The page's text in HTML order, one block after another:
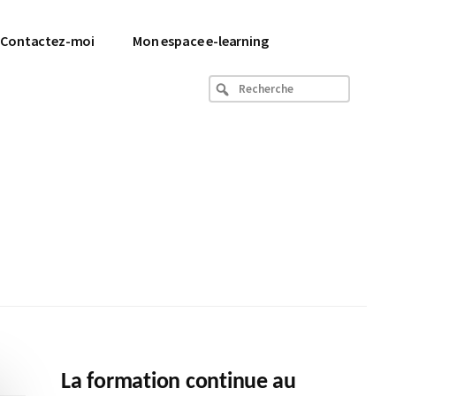
Contactez-moi Mon espace e-learning
Recherche
La formation continue au